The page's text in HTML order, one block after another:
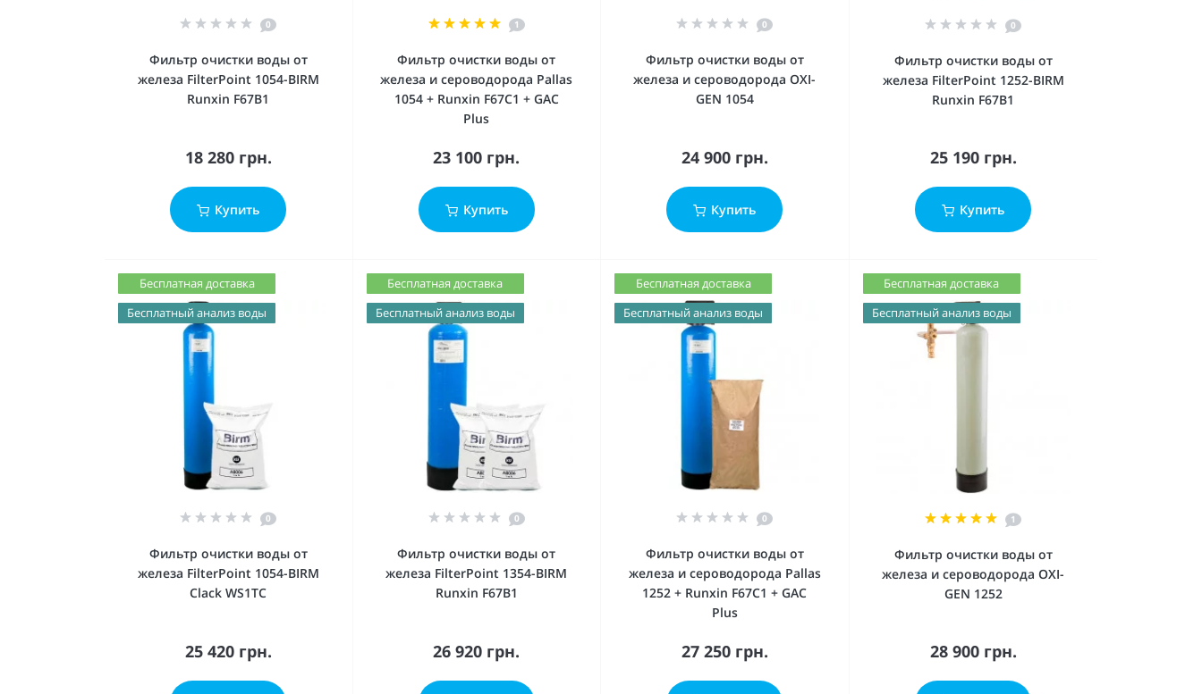
0
Фильтр очистки воды от
железа FilterPoint 1054-BIRM
Runxin F67В1
18 280 грн.
Купить
1
Фильтр очистки воды от
железа и сероводорода Pallas
1054 + Runxin F67C1 + GAC
Plus
23 100 грн.
Купить
0
Фильтр очистки воды от
железа и сероводорода OXI-
GEN 1054
24 900 грн.
Купить
0
Фильтр очистки воды от
железа FilterPoint 1252-BIRM
Runxin F67В1
25 190 грн.
Купить
Бесплатная доставка
Бесплатный анализ воды
0
Фильтр очистки воды от
железа FilterPoint 1054-BIRM
Clack WS1ТС
25 420 грн.
Бесплатная доставка
Бесплатный анализ воды
0
Фильтр очистки воды от
железа FilterPoint 1354-BIRM
Runxin F67В1
26 920 грн.
Бесплатная доставка
Бесплатный анализ воды
0
Фильтр очистки воды от
железа и сероводорода Pallas
1252 + Runxin F67C1 + GAC
Plus
27 250 грн.
Бесплатная доставка
Бесплатный анализ воды
1
Фильтр очистки воды от
железа и сероводорода OXI-
GEN 1252
28 900 грн.